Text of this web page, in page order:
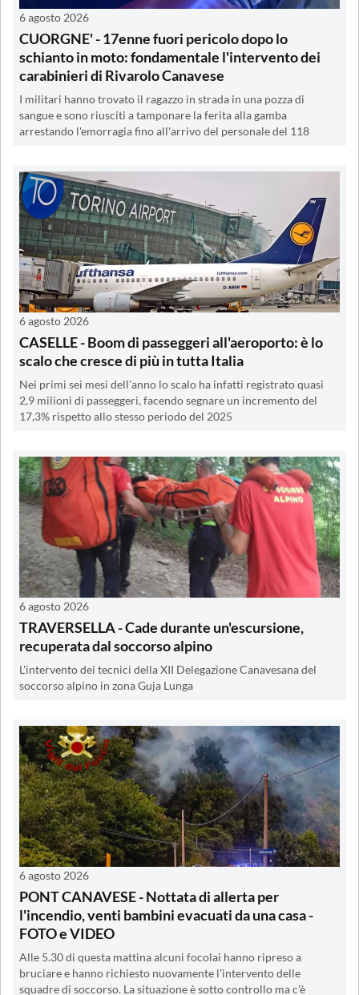
6 agosto 2026
CUORGNE' - 17enne fuori pericolo dopo lo
schianto in moto: fondamentale l'intervento dei
carabinieri di Rivarolo Canavese
I militari hanno trovato il ragazzo in strada in una pozza di
sangue e sono riusciti a tamponare la ferita alla gamba
arrestando l'emorragia fino all'arrivo del personale del 118
6 agosto 2026
CASELLE - Boom di passeggeri all'aeroporto: è lo
scalo che cresce di più in tutta Italia
Nei primi sei mesi dell'anno lo scalo ha infatti registrato quasi
2,9 milioni di passeggeri, facendo segnare un incremento del
17,3% rispetto allo stesso periodo del 2025
6 agosto 2026
TRAVERSELLA - Cade durante un'escursione,
recuperata dal soccorso alpino
L'intervento dei tecnici della XII Delegazione Canavesana del
soccorso alpino in zona Guja Lunga
6 agosto 2026
PONT CANAVESE - Nottata di allerta per
l'incendio, venti bambini evacuati da una casa -
FOTO e VIDEO
Alle 5.30 di questa mattina alcuni focolai hanno ripreso a
bruciare e hanno richiesto nuovamente l'intervento delle
squadre di soccorso. La situazione è sotto controllo ma c'è